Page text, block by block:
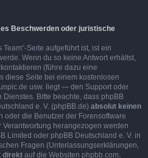
Beschwerden oder juristische
Seite aufgeführt ist, ist ein
Wenn du so keine Antwort erhältst,
(führe dazu eine
diese Seite bei einem kostenlosen
usw. liegt — den Support oder
Bitte beachte, dass phpBB
e. V. (phpBB.de) absolut keinen
oder die Benutzer der Forensoftware
herangezogen werden
Limited oder phpBB Deutschland e. V. in
Fragen (Unterlassungserklärungen,
direkt auf die Websiten phpbb.com,